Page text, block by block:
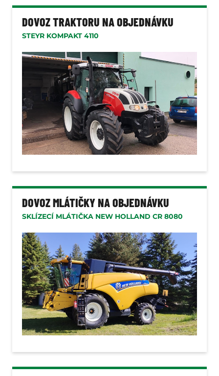
DOVOZ TRAKTORU NA OBJEDNÁVKU
STEYR KOMPAKT 4110
DOVOZ MLÁTIČKY NA OBJEDNÁVKU
SKLÍZECÍ MLÁTIČKA NEW HOLLAND CR 8080